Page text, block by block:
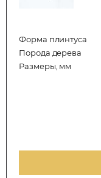
Форма плинтуса
Порода дерева
Размеры, мм